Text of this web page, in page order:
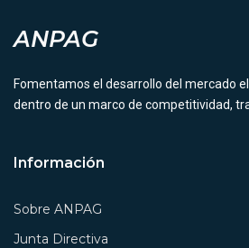
ANPAG
Fomentamos el desarrollo del mercado
dentro de un marco de competitividad,
Información
Sobre ANPAG
Junta Directiva